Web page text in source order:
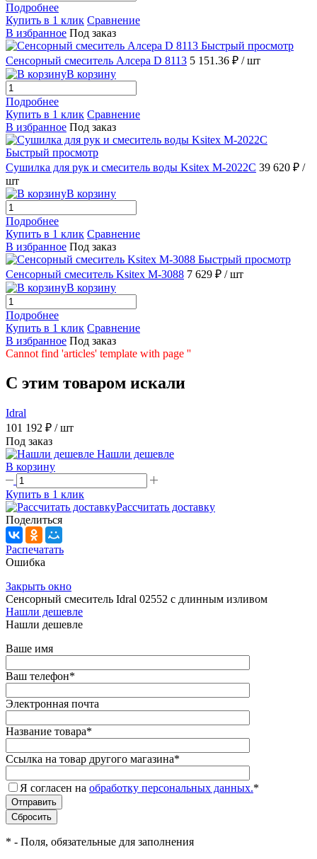
Подробнее
Купить в 1 клик Сравнение
В избранное Под заказ
Быстрый просмотр
Сенсорный смеситель Алсера D 8113 5 151.36 ₽ / шт
В корзину
Подробнее
Купить в 1 клик Сравнение
В избранное Под заказ
Быстрый просмотр
Сушилка для рук и смеситель воды Ksitex M-2022C 39 620 ₽ /
шт
В корзину
Подробнее
Купить в 1 клик Сравнение
В избранное Под заказ
Быстрый просмотр
Сенсорный смеситель Ksitex M-3088 7 629 ₽ / шт
В корзину
Подробнее
Купить в 1 клик Сравнение
В избранное Под заказ
Cannot find 'articles' template with page ''
C этим товаром искали
Idral
101 192 ₽ / шт
Под заказ
Нашли дешевле
В корзину
Купить в 1 клик
Рассчитать доставку
Поделиться
Распечатать
Ошибка
Закрыть окно
Сенсорный смеситель Idral 02552 с длинным изливом
Нашли дешевле
Нашли дешевле
Ваше имя
Ваш телефон*
Электронная почта
Название товара*
Ссылка на товар другого магазина*
Я согласен на обработку персональных данных.*
* - Поля, обязательные для заполнения